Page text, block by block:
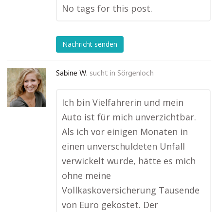
No tags for this post.
Nachricht senden
Sabine W. sucht in Sörgenloch
Ich bin Vielfahrerin und mein
Auto ist für mich unverzichtbar.
Als ich vor einigen Monaten in
einen unverschuldeten Unfall
verwickelt wurde, hätte es mich
ohne meine
Vollkaskoversicherung Tausende
von Euro gekostet. Der